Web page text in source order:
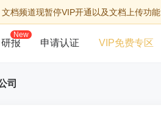
文档频道现暂停VIP开通以及文档上传功能
研报
New
申请认证 VIP免费专区
司